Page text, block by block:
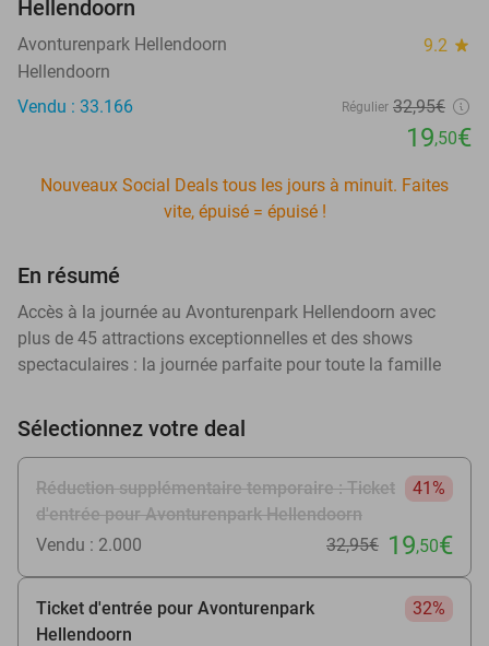
Hellendoorn
Avonturenpark Hellendoorn 9.2 star
Hellendoorn
Vendu : 33.166
Régulier 32,95€
19,50€
Nouveaux Social Deals tous les jours à minuit. Faites
vite, épuisé = épuisé !
En résumé
Accès à la journée au Avonturenpark Hellendoorn avec
plus de 45 attractions exceptionnelles et des shows
spectaculaires : la journée parfaite pour toute la famille
Sélectionnez votre deal
Réduction supplémentaire temporaire : Ticket
d'entrée pour Avonturenpark Hellendoorn
41%
Vendu : 2.000 32,95€ 19,50€
Ticket d'entrée pour Avonturenpark
Hellendoorn
32%